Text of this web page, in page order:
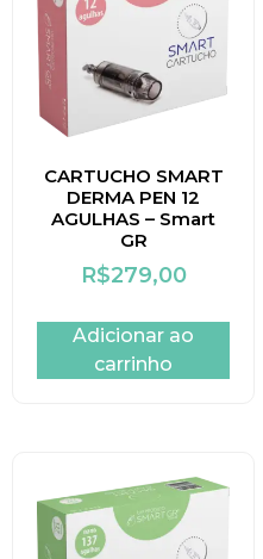
CARTUCHO SMART
DERMA PEN 12
AGULHAS – Smart
GR
R$279,00
Adicionar ao
carrinho